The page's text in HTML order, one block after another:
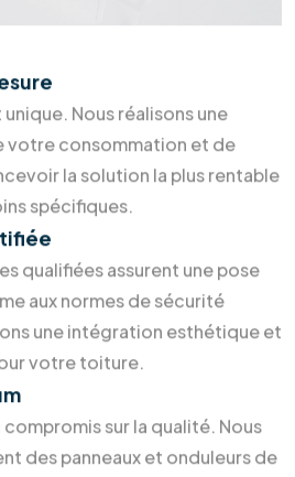
maintenant
nous choisir ?